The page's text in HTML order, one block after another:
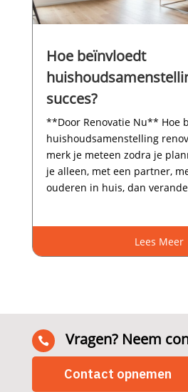
Hoe beïnvloedt
succes?
**Door Renovatie Nu** Hoe
huishoudsamenstelling
merk je meteen zodra je
je alleen, met een partner,
ouderen in huis, dan
Lees Meer
 Vragen? Neem
Contact opnemen